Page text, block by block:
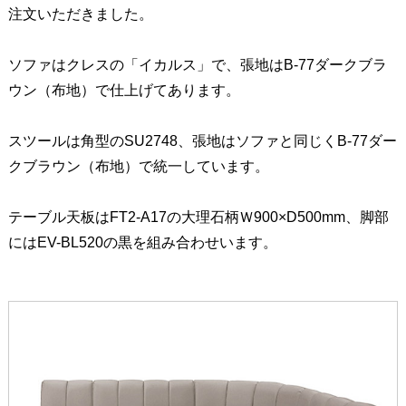
注文いただきました。
ソファはクレスの「イカルス」で、張地はB-77ダークブラ
ウン（布地）で仕上げてあります。
スツールは角型のSU2748、張地はソファと同じくB-77ダー
クブラウン（布地）で統一しています。
テーブル天板はFT2-A17の大理石柄Ｗ900×D500mm、脚部
にはEV-BL520の黒を組み合わせいます。